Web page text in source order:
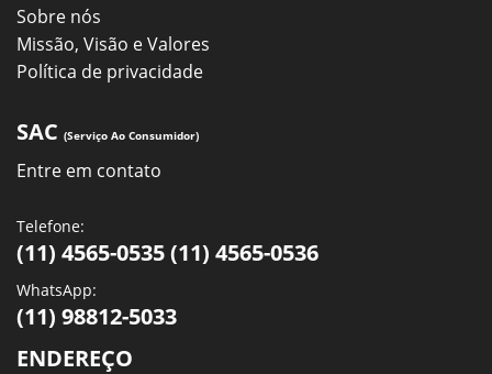
Sobre nós
Missão, Visão e Valores
Política de privacidade
SAC (Serviço Ao Consumidor)
Entre em contato
Telefone:
(11) 4565-0535 (11) 4565-0536
WhatsApp:
(11) 98812-5033
ENDEREÇO